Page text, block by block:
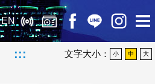
EN
::: 文字大小： 小 中 大